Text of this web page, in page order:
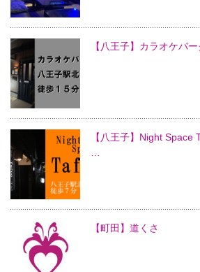
【八王子】カラオケバー
【八王子】Night Space
【町田】道くさ